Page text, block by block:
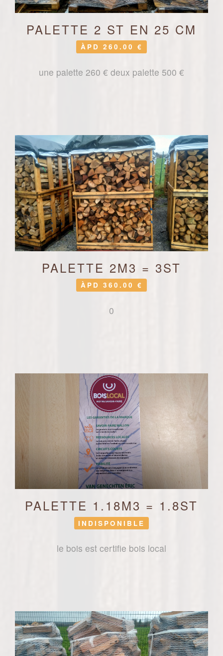
PALETTE 2 ST EN 25 CM
ÀPD 260.00 €
une palette 260 € deux palette 500 €
PALETTE 2M3 = 3ST
ÀPD 360.00 €
0
PALETTE 1.18M3 = 1.8ST
INDISPONIBLE
le bois est certifie bois local